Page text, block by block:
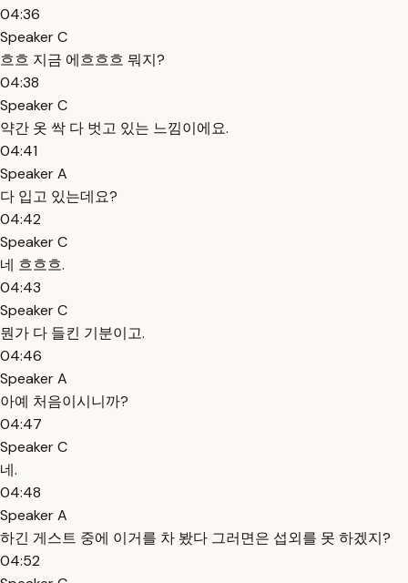
04:36
Speaker C
흐흐 지금 에흐흐흐 뭐지?
04:38
Speaker C
약간 옷 싹 다 벗고 있는 느낌이에요.
04:41
Speaker A
다 입고 있는데요?
04:42
Speaker C
네 흐흐흐.
04:43
Speaker C
뭔가 다 들킨 기분이고.
04:46
Speaker A
아예 처음이시니까?
04:47
Speaker C
네.
04:48
Speaker A
하긴 게스트 중에 이거를 차 봤다 그러면은 섭외를 못 하겠지?
04:52